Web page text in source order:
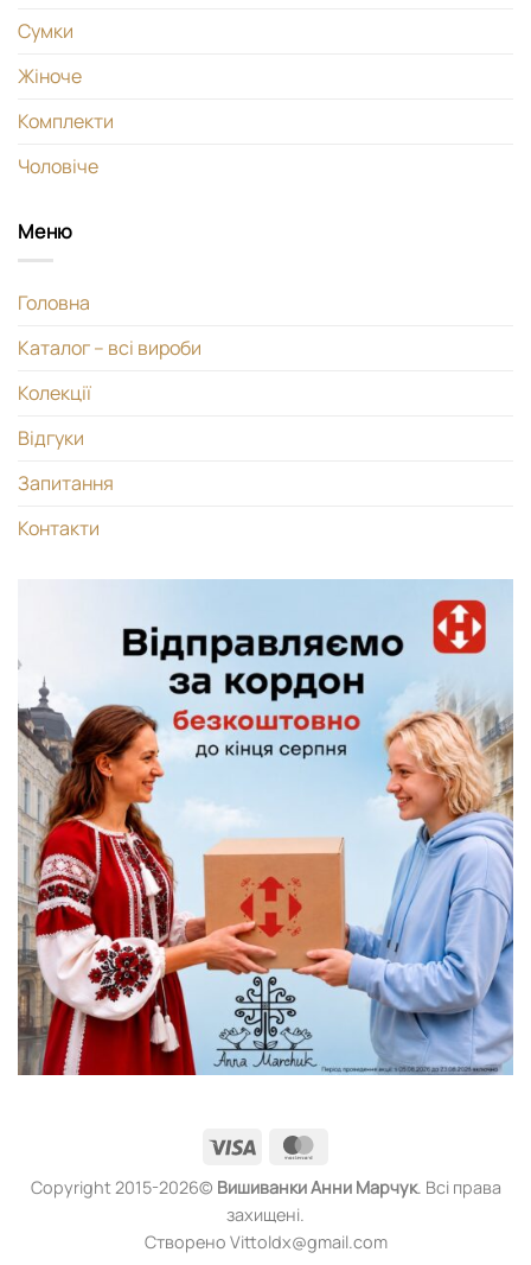
Сумки
Жіноче
Комплекти
Чоловіче
Меню
Головна
Каталог – всі вироби
Колекції
Відгуки
Запитання
Контакти
Visa
Copyright 2015-2026© ВишиванкиАнни Марчук. Всі права
захищені.
Створено Vittoldx@gmail.com